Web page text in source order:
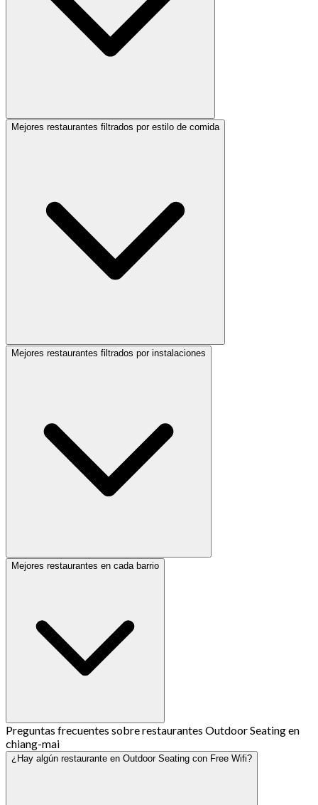
Mejores restaurantes filtrados por estilo de comida
Mejores restaurantes filtrados por instalaciones
Mejores restaurantes en cada barrio
Preguntas frecuentes sobre restaurantes Outdoor Seating en
chiang-mai
¿Hay algún restaurante en Outdoor Seating con Free Wifi?